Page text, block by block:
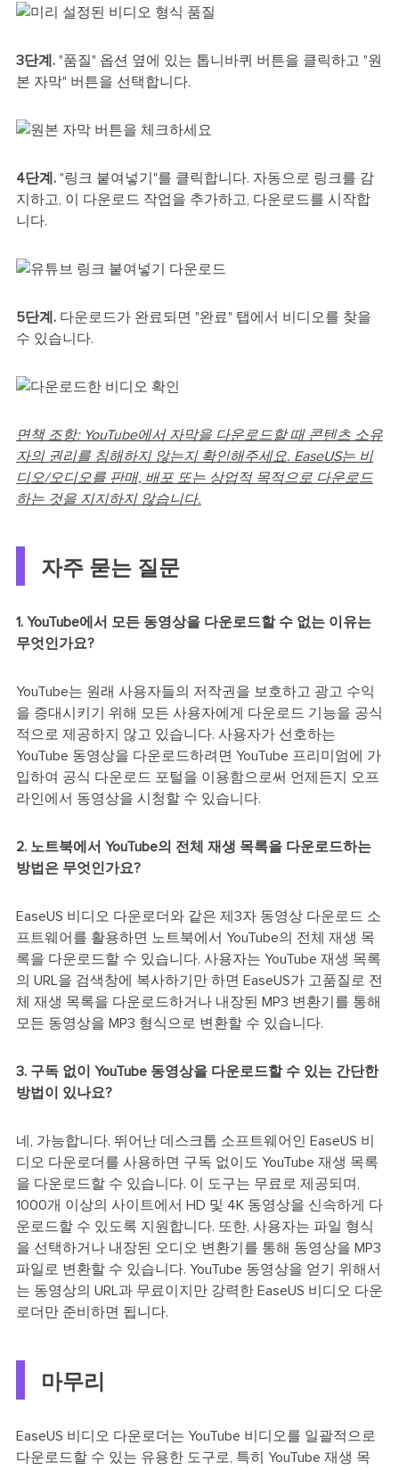
3단계."품질" 옵션 옆에 있는 톱니바퀴 버튼을 클릭하고 "원
본 자막" 버튼을 선택합니다.
4단계. "링크 붙여넣기"를 클릭합니다. 자동으로 링크를 감
지하고, 이 다운로드 작업을 추가하고, 다운로드를 시작합
니다.
5단계. 다운로드가 완료되면 "완료" 탭에서 비디오를 찾을
수 있습니다.
면책 조항: YouTube에서 자막을 다운로드할 때 콘텐츠 소유
자의 권리를 침해하지 않는지 확인해주세요. EaseUS는 비
디오/오디오를 판매, 배포 또는 상업적 목적으로 다운로드
하는 것을 지지하지 않습니다.
자주 묻는 질문
1. YouTube에서 모든 동영상을 다운로드할 수 없는 이유는
무엇인가요?
YouTube는 원래 사용자들의 저작권을 보호하고 광고 수익
을 증대시키기 위해 모든 사용자에게 다운로드 기능을 공식
적으로 제공하지 않고 있습니다. 사용자가 선호하는
YouTube 동영상을 다운로드하려면 YouTube 프리미엄에 가
입하여 공식 다운로드 포털을 이용함으로써 언제든지 오프
라인에서 동영상을 시청할 수 있습니다.
2. 노트북에서 YouTube의 전체 재생 목록을 다운로드하는
방법은 무엇인가요?
EaseUS 비디오 다운로더와 같은 제3자 동영상 다운로드 소
프트웨어를 활용하면 노트북에서 YouTube의 전체 재생 목
록을 다운로드할 수 있습니다. 사용자는 YouTube 재생 목록
의 URL을 검색창에 복사하기만 하면 EaseUS가 고품질로 전
체 재생 목록을 다운로드하거나 내장된 MP3 변환기를 통해
모든 동영상을 MP3 형식으로 변환할 수 있습니다.
3. 구독 없이 YouTube 동영상을 다운로드할 수 있는 간단한
방법이 있나요?
네, 가능합니다. 뛰어난 데스크톱 소프트웨어인 EaseUS 비
디오 다운로더를 사용하면 구독 없이도 YouTube 재생 목록
을 다운로드할 수 있습니다. 이 도구는 무료로 제공되며,
1000개 이상의 사이트에서 HD 및 4K 동영상을 신속하게 다
운로드할 수 있도록 지원합니다. 또한, 사용자는 파일 형식
을 선택하거나 내장된 오디오 변환기를 통해 동영상을 MP3
파일로 변환할 수 있습니다. YouTube 동영상을 얻기 위해서
는 동영상의 URL과 무료이지만 강력한 EaseUS 비디오 다운
로더만 준비하면 됩니다.
마무리
EaseUS 비디오 다운로더는 YouTube 비디오를 일괄적으로
다운로드할 수 있는 유용한 도구로, 특히 YouTube 재생 목